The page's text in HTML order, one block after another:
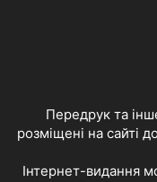
Передрук та
розміщені на сайті
Інтернет-видання